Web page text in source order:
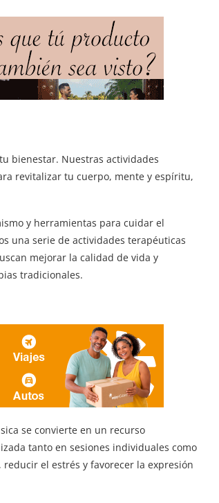
bienestar. Nuestras actividades
revitalizar tu cuerpo, mente y espíritu,
y herramientas para cuidar el
una serie de actividades terapéuticas
mejorar la calidad de vida y
tradicionales.
se convierte en un recurso
tanto en sesiones individuales como
el estrés y favorecer la expresión